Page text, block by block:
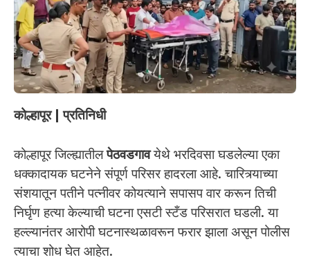
कोल्हापूर | प्रतिनिधी
कोल्हापूर जिल्ह्यातीलपेठवडगावयेथे भरदिवसा घडलेल्या एका
धक्कादायक घटनेने संपूर्ण परिसर हादरला आहे. चारित्र्याच्या
संशयातून पतीने पत्नीवर कोयत्याने सपासप वार करून तिची
निर्घृण हत्या केल्याची घटना एसटी स्टँड परिसरात घडली. या
हल्ल्यानंतर आरोपी घटनास्थळावरून फरार झाला असून पोलीस
त्याचा शोध घेत आहेत.